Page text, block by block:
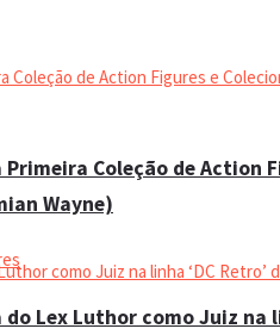
Coleção de Action
Wayne)
Lex Luthor como Juiz na